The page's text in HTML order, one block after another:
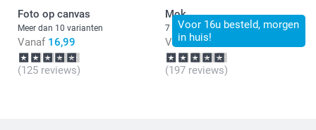
Foto op canvas
Meer dan 10 varianten
Vanaf 16,99
(125 reviews)
Voor 16u besteld, morgen
in huis!
Mok
7 varianten
Vanaf 11,99
(197 reviews)